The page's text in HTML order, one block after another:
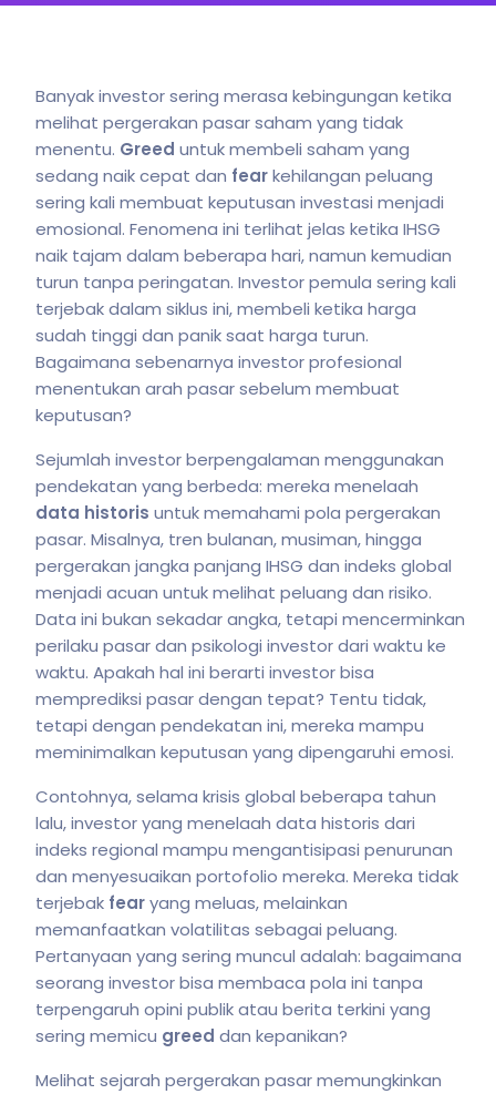
Banyak investor sering merasa kebingungan ketika
melihat pergerakan pasar saham yang tidak
menentu. Greed untuk membeli saham yang
sedang naik cepat dan fearkehilangan peluang
sering kali membuat keputusan investasi menjadi
emosional. Fenomena ini terlihat jelas ketika IHSG
naik tajam dalam beberapa hari, namun kemudian
turun tanpa peringatan. Investor pemula sering kali
terjebak dalam siklus ini, membeli ketika harga
sudah tinggi dan panik saat harga turun.
Bagaimana sebenarnya investor profesional
menentukan arah pasar sebelum membuat
keputusan?
Sejumlah investor berpengalaman menggunakan
pendekatan yang berbeda: mereka menelaah
data historis untuk memahami pola pergerakan
pasar. Misalnya, tren bulanan, musiman, hingga
pergerakan jangka panjang IHSG dan indeks global
menjadi acuan untuk melihat peluang dan risiko.
Data ini bukan sekadar angka, tetapi mencerminkan
perilaku pasar dan psikologi investor dari waktu ke
waktu. Apakah hal ini berarti investor bisa
memprediksi pasar dengan tepat? Tentu tidak,
tetapi dengan pendekatan ini, mereka mampu
meminimalkan keputusan yang dipengaruhi emosi.
Contohnya, selama krisis global beberapa tahun
lalu, investor yang menelaah data historis dari
indeks regional mampu mengantisipasi penurunan
dan menyesuaikan portofolio mereka. Mereka tidak
terjebak fearyang meluas, melainkan
memanfaatkan volatilitas sebagai peluang.
Pertanyaan yang sering muncul adalah: bagaimana
seorang investor bisa membaca pola ini tanpa
terpengaruh opini publik atau berita terkini yang
sering memicu greed dan kepanikan?
Melihat sejarah pergerakan pasar memungkinkan